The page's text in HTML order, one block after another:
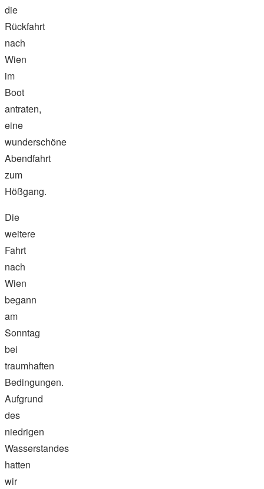
die
Rückfahrt
nach
Wien
im
Boot
antraten,
eine
wunderschöne
Abendfahrt
zum
Hößgang.
Die
weitere
Fahrt
nach
Wien
begann
am
Sonntag
bei
traumhaften
Bedingungen.
Aufgrund
des
niedrigen
Wasserstandes
hatten
wir